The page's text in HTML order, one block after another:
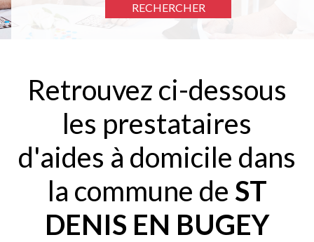
RECHERCHER
Retrouvez ci-dessous
les prestataires
d'aides à domicile dans
la commune de ST
DENIS EN BUGEY